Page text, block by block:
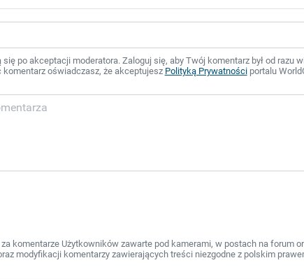
po akceptacji moderatora. Zaloguj się, aby Twój komentarz był od razu
oświadczasz, że akceptujesz Polityką Prywatnościportalu
komentarze Użytkowników zawarte pod kamerami, w postach na forum
modyfikacji komentarzy zawierających treści niezgodne z polskim